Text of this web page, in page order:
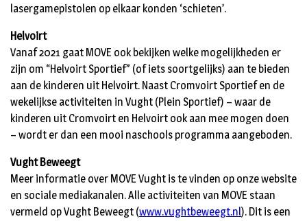
lasergamepistolen op elkaar konden ‘schieten’.
Helvoirt
Vanaf 2021 gaat MOVE ook bekijken welke mogelijkheden er
zijn om “Helvoirt Sportief” (of iets soortgelijks) aan te bieden
aan de kinderen uit Helvoirt. Naast Cromvoirt Sportief en de
wekelijkse activiteiten in Vught (Plein Sportief) – waar de
kinderen uit Cromvoirt en Helvoirt ook aan mee mogen doen
– wordt er dan een mooi naschools programma aangeboden.
Vught Beweegt
Meer informatie over MOVE Vught is te vinden op onze website
en sociale mediakanalen. Alle activiteiten van MOVE staan
vermeld op Vught Beweegt (www.vughtbeweegt.nl). Dit is een